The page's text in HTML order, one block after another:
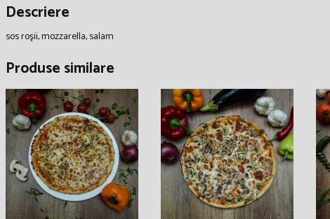
Descriere
sos roşii, mozzarella, salam
Produse similare